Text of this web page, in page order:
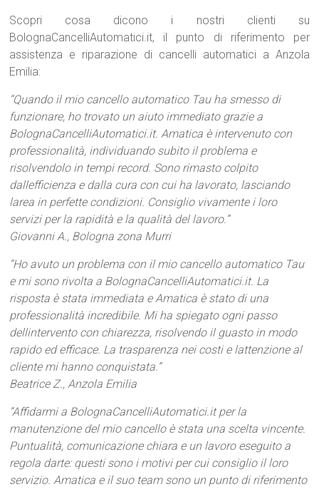
Scopri cosa dicono i nostri clienti su
BolognaCancelliAutomatici.it, il punto di riferimento per
assistenza e riparazione di cancelli automatici a Anzola
Emilia:
“Quando il mio cancello automatico Tau ha smesso di
funzionare, ho trovato un aiuto immediato grazie a
BolognaCancelliAutomatici.it. Amatica è intervenuto con
professionalità, individuando subito il problema e
risolvendolo in tempi record. Sono rimasto colpito
dallefficienza e dalla cura con cui ha lavorato, lasciando
larea in perfette condizioni. Consiglio vivamente i loro
servizi per la rapidità e la qualità del lavoro.”
Giovanni A., Bologna zona Murri
“Ho avuto un problema con il mio cancello automatico Tau
e mi sono rivolta a BolognaCancelliAutomatici.it. La
risposta è stata immediata e Amatica è stato di una
professionalità incredibile. Mi ha spiegato ogni passo
dellintervento con chiarezza, risolvendo il guasto in modo
rapido ed efficace. La trasparenza nei costi e lattenzione al
cliente mi hanno conquistata.”
Beatrice Z., Anzola Emilia
“Affidarmi a BolognaCancelliAutomatici.it per la
manutenzione del mio cancello è stata una scelta vincente.
Puntualità, comunicazione chiara e un lavoro eseguito a
regola darte: questi sono i motivi per cui consiglio il loro
servizio. Amatica e il suo team sono un punto di riferimento